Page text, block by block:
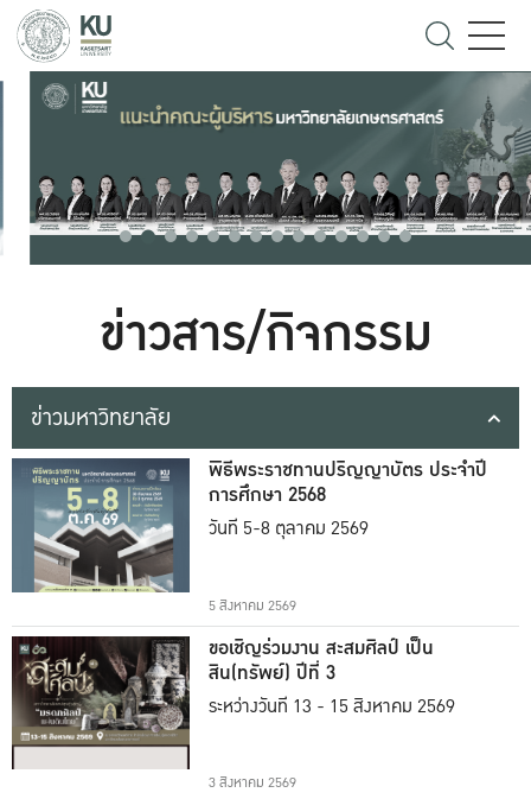
ข่าวสาร/กิจกรรม
ข่าวมหาวิทยาลัย
พิธีพระราชทานปริญญาบัตร ประจำปี
การศึกษา 2568
วันที่ 5-8 ตุลาคม 2569
5 สิงหาคม 2569
ขอเชิญร่วมงาน สะสมศิลป์ เป็น
สิน(ทรัพย์) ปีที่ 3
ระหว่างวันที่ 13 - 15 สิงหาคม 2569
3 สิงหาคม 2569